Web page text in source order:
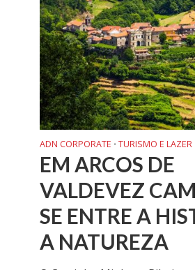
ADN CORPORATE • TURISMO E LAZER
EM ARCOS DE
VALDEVEZ
SE ENTRE A
A NATUREZA